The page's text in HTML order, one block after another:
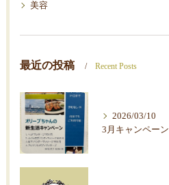
美容
最近の投稿 Recent Posts
2026/03/10
3月キャンペーン